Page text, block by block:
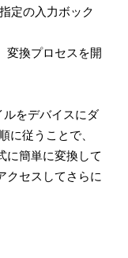
定の入力ボック
変換プロセスを開
ルをデバイスにダ
に従うことで、
に簡単に変換して
クセスしてさらに